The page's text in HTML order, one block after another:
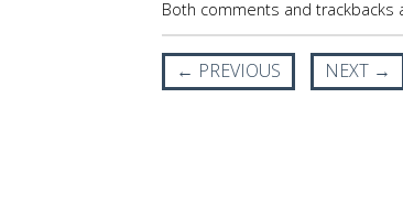
Both comments and trackbacks
← PREVIOUS NEXT →